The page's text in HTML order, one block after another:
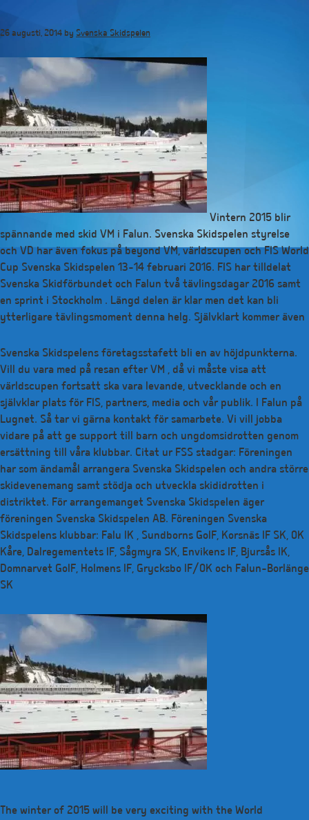
huvudinnehåll
26 augusti, 2014 by Svenska Skidspelen
Vintern 2015 blir
spännande med skid VM i Falun. Svenska Skidspelen styrelse
och VD har även fokus på beyond VM, världscupen och FIS World
Cup Svenska Skidspelen 13-14 februari 2016. FIS har tilldelat
Svenska Skidförbundet och Falun två tävlingsdagar 2016 samt
en sprint i Stockholm . Längd delen är klar men det kan bli
ytterligare tävlingsmoment denna helg. Självklart kommer även
Svenska Skidspelens företagsstafett bli en av höjdpunkterna.
Vill du vara med på resan efter VM , då vi måste visa att
världscupen fortsatt ska vara levande, utvecklande och en
självklar plats för FIS, partners, media och vår publik. I Falun på
Lugnet. Så tar vi gärna kontakt för samarbete. Vi vill jobba
vidare på att ge support till barn och ungdomsidrotten genom
ersättning till våra klubbar. Citat ur FSS stadgar: Föreningen
har som ändamål arrangera Svenska Skidspelen och andra större
skidevenemang samt stödja och utveckla skididrotten i
distriktet. För arrangemanget Svenska Skidspelen äger
föreningen Svenska Skidspelen AB. Föreningen Svenska
Skidspelens klubbar: Falu IK , Sundborns GoIF, Korsnäs IF SK, OK
Kåre, Dalregementets IF, Sågmyra SK, Envikens IF, Bjursås IK,
Domnarvet GoIF, Holmens IF, Grycksbo IF/OK och Falun-Borlänge
SK
The winter of 2015 will be very exciting with the World